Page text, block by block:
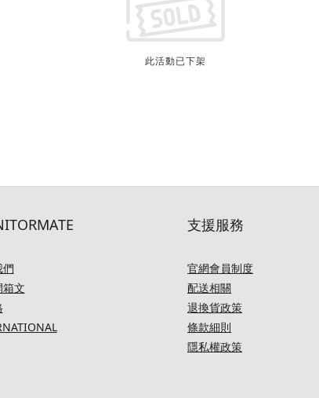
此活動已下架
們
箱文
支援服務
官網會員制度
配送相關
退換貨政策
條款細則
隱私權政策